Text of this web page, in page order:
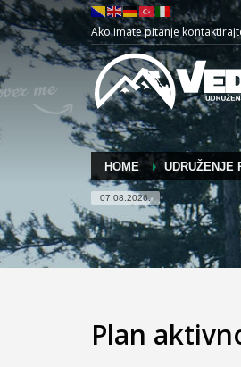
Ako imate pitanje
HOME UDRUŽENJE
07.08.2026.
Plan